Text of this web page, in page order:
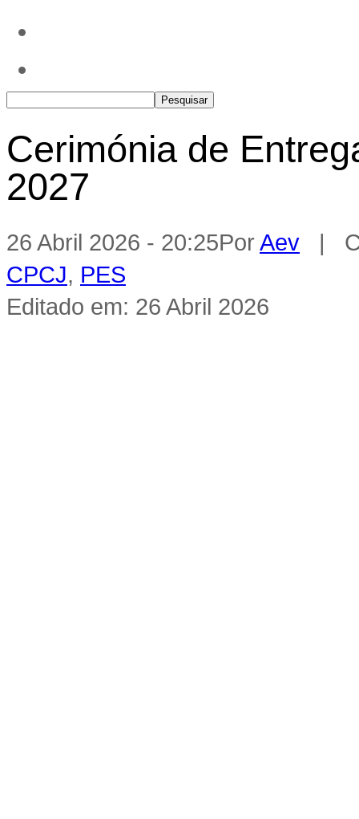
Cerimónia de
2027
26 Abril 2026 - 20:25PorAev |
CPCJ, PES
Editado em: 26 Abril 2026